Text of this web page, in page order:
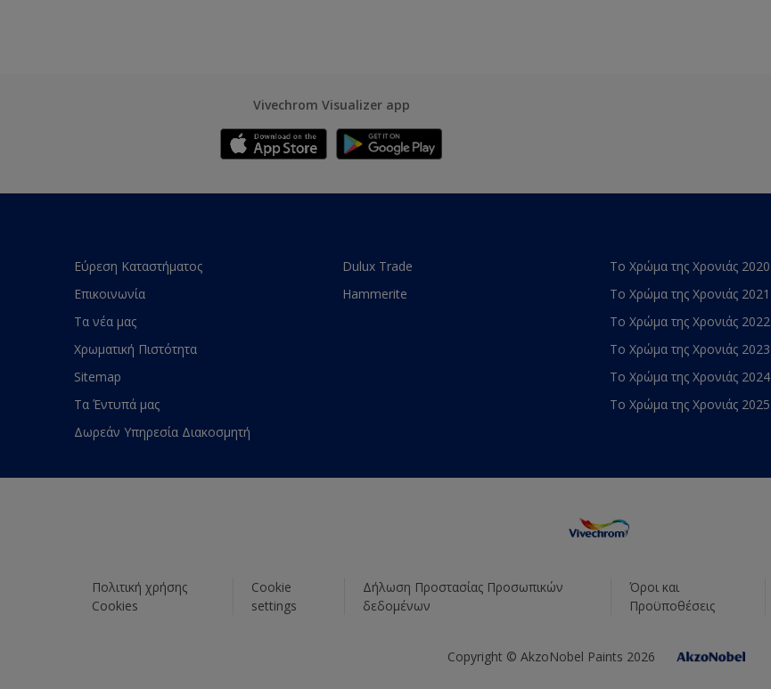
Vivechrom Visualizer app
Εύρεση Καταστήματος
Επικοινωνία
Τα νέα μας
Χρωματική Πιστότητα
Sitemap
Τα Έντυπά μας
Δωρεάν Υπηρεσία Διακοσμητή
Dulux Trade
Hammerite
Το Χρώμα της Χρονιάς 2020
Το Χρώμα της Χρονιάς 2021
Το Χρώμα της Χρονιάς 2022
Το Χρώμα της Χρονιάς 2023
Το Χρώμα της Χρονιάς 2024
Το Χρώμα της Χρονιάς 2025
Πολιτική χρήσης
Cookies
Cookie
settings
Δήλωση Προστασίας Προσωπικών
δεδομένων
Όροι και
Προϋποθέσεις
Copyright © AkzoNobel Paints 2026